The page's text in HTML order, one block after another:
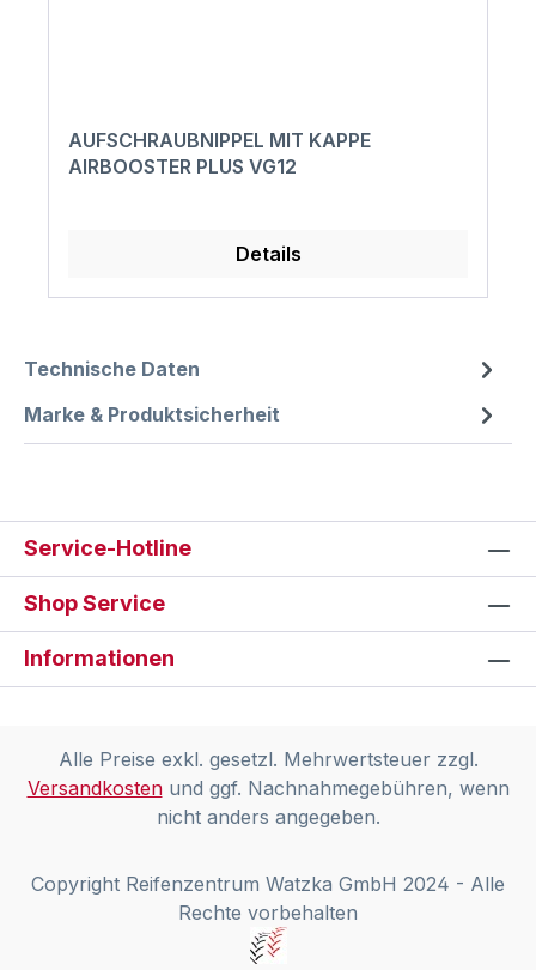
AUFSCHRAUBNIPPEL MIT KAPPE
AIRBOOSTER PLUS VG12
Details
Technische Daten
Marke & Produktsicherheit
Service-Hotline
Shop Service
Informationen
Alle Preise exkl. gesetzl. Mehrwertsteuer zzgl.
Versandkostenund ggf. Nachnahmegebühren, wenn
nicht anders angegeben.
Copyright Reifenzentrum Watzka GmbH 2024 - Alle
Rechte vorbehalten